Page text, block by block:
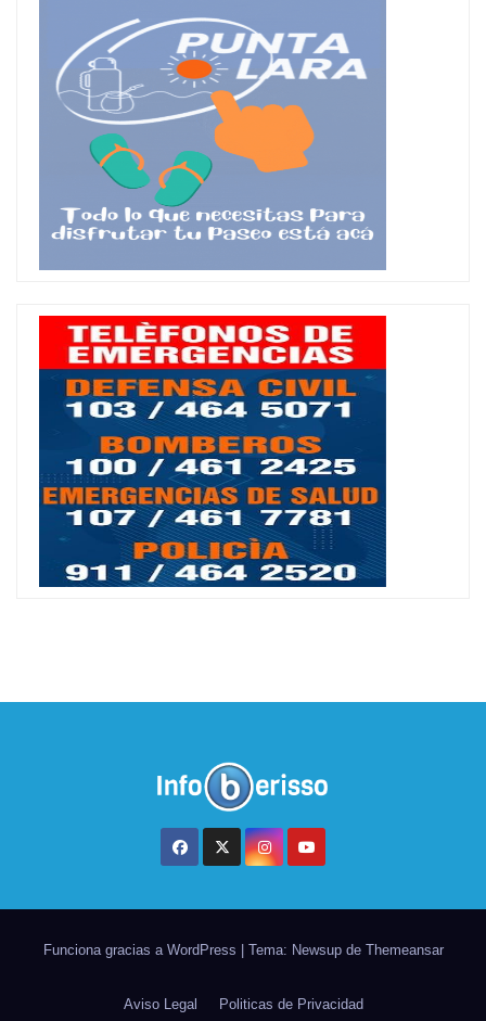
Funciona gracias a WordPress Tema: Newsup de Themeansar
Aviso Legal Politicas de Privacidad